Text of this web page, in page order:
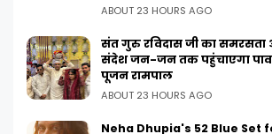
ABOUT 23 HOURS AGO
संत गुरु रविदास जी का समरसता
संदेश जन-जन तक पहुंचाएगा
पूजन रामपाल
ABOUT 23 HOURS AGO
Neha Dhupia's 52 Blue Set